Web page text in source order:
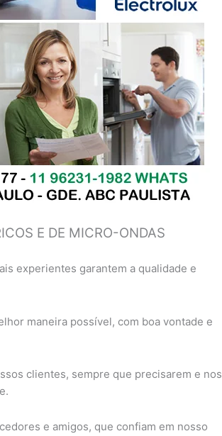
E DE MICRO-ONDAS
experientes garantem a qualidade e
maneira possível, com boa vontade e
clientes, sempre que precisarem e nos
e amigos, que confiam em nosso